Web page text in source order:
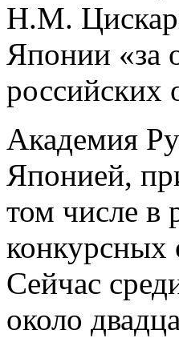
Н.М.
Японии «за
российских
Академия
Японией,
том числе в
конкурсных
Сейчас
около